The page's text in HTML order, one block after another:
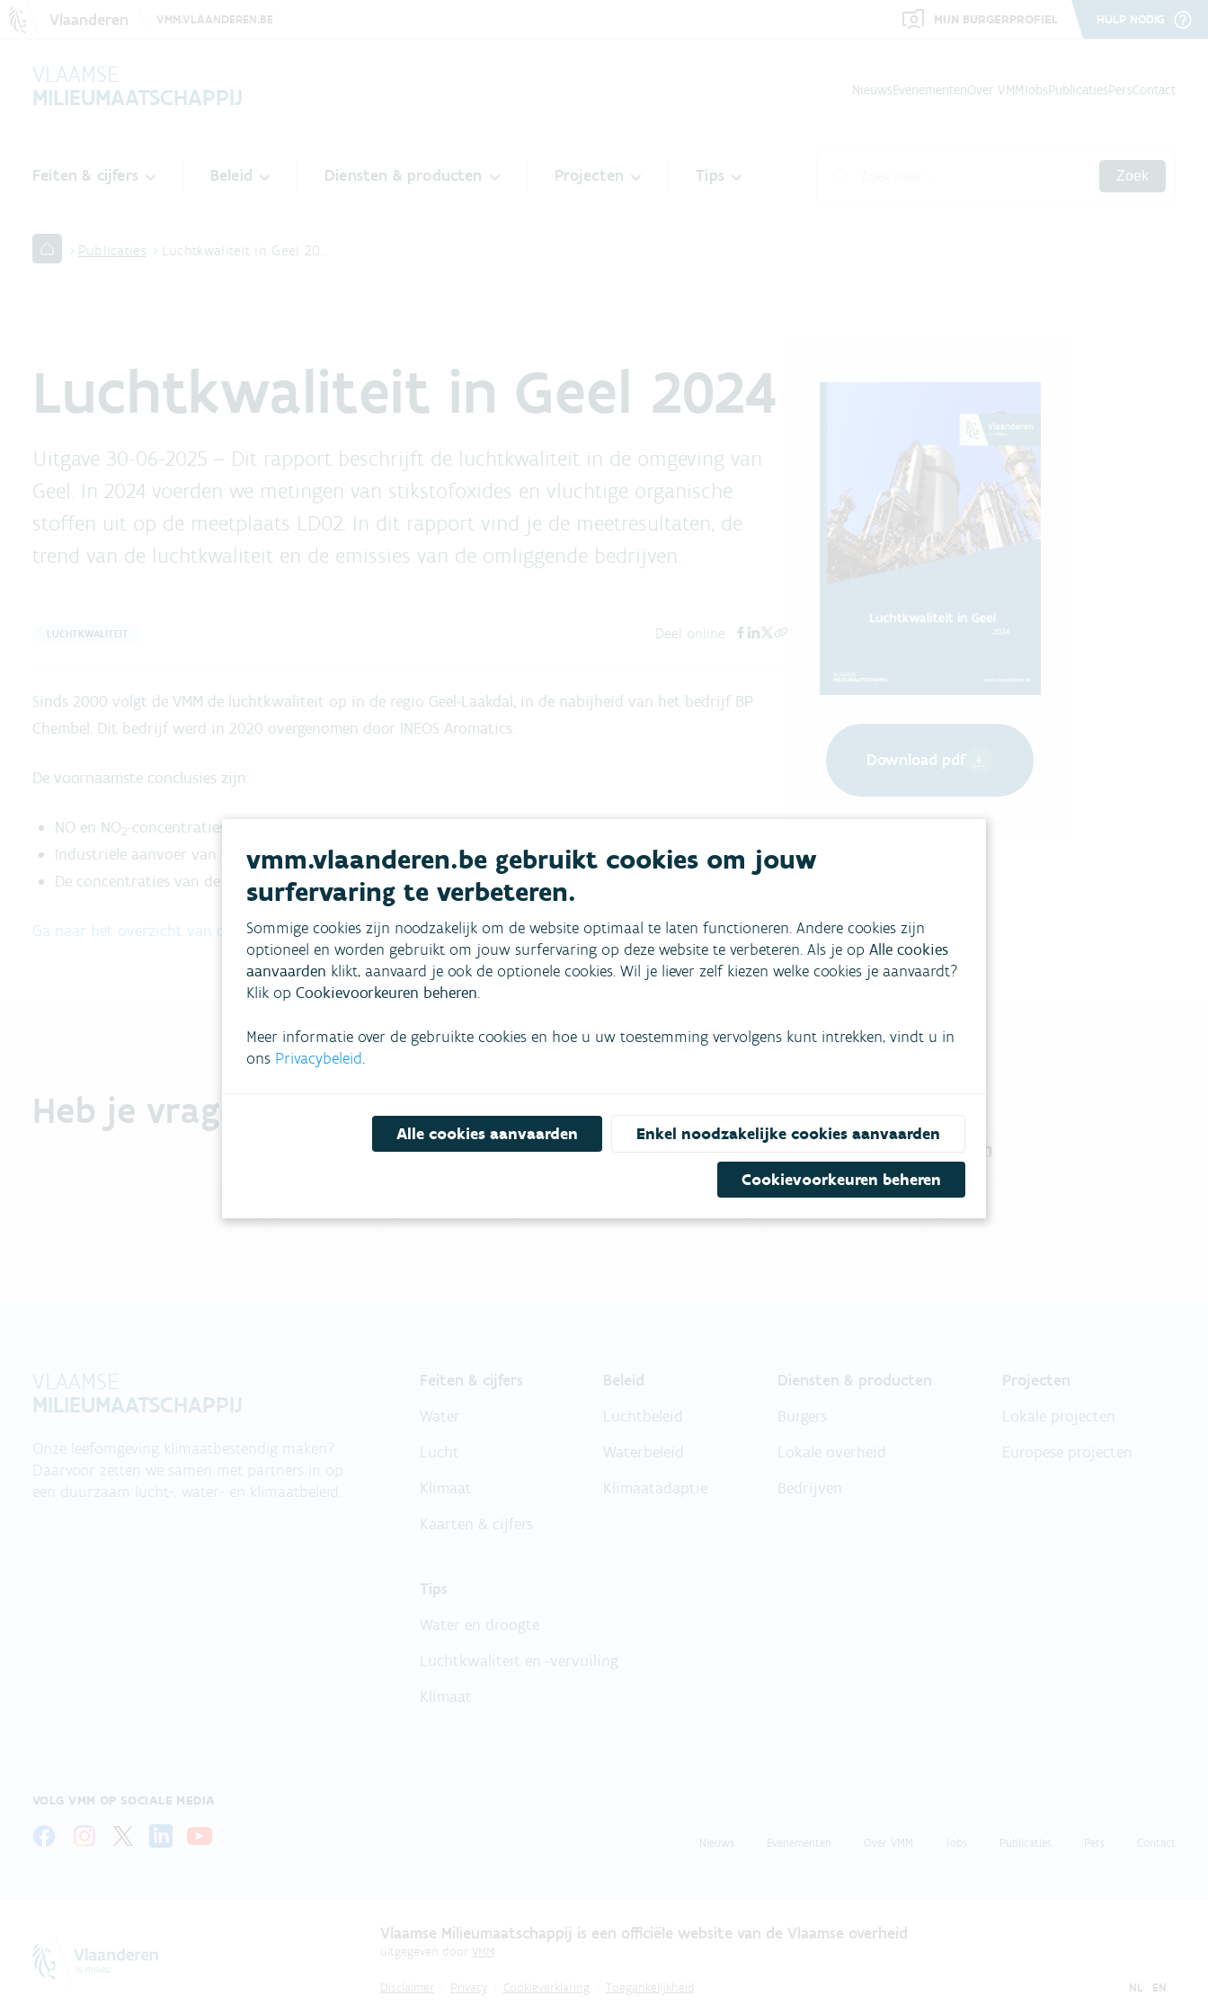
Vlaanderen VMM.VLAANDEREN.BE MIJN BURGERPROFIEL HULP NODIG
VLAAMSE
MILIEUMAATSCHAPPIJ
NieuwsEvenementenOver VMMJobsPublicatiesPersContact
Feiten & cijfers Beleid Diensten & producten Projecten Tips Zoek
Publicaties Luchtkwaliteit in Geel 20…
Luchtkwaliteit in Geel 2024
Uitgave 30-06-2025 – Dit rapport beschrijft de luchtkwaliteit in de omgeving van
Geel. In 2024 voerden we metingen van stikstofoxides en vluchtige organische
stoffen uit op de meetplaats LD02. In dit rapport vind je de meetresultaten, de
trend van de luchtkwaliteit en de emissies van de omliggende bedrijven.
LUCHTKWALITEIT Deel online
Sinds 2000 volgt de VMM de luchtkwaliteit op in de regio Geel-Laakdal, in de nabijheid van het bedrijf BP
Chembel. Dit bedrijf werd in 2020 overgenomen door INEOS Aromatics.
De voornaamste conclusies zijn:
NO en NO2-concentraties stabiliseren in 2024.
Industriële aanvoer van vooral benzeen, ethylbenzeen en xyleen.
De concentraties van de
-componenten stijgen.
Ga naar het overzicht van de resultaten
Download pdf
Heb je vragen?
Niet gevonden wat je zocht? Vul ons contactformulier in.
VLAAMSE
MILIEUMAATSCHAPPIJ
Onze leefomgeving klimaatbestendig maken?
Daarvoor zetten we samen met partners in op
een duurzaam lucht-, water- en klimaatbeleid.
VOLG VMM OP SOCIALE MEDIA
Feiten & cijfers
Water
Lucht
Klimaat
Kaarten & cijfers
Beleid
Luchtbeleid
Waterbeleid
Klimaatadaptie
Diensten & producten
Burgers
Lokale overheid
Bedrijven
Projecten
Lokale projecten
Europese projecten
Tips
Water en droogte
Luchtkwaliteit en -vervuiling
Klimaat
Nieuws Evenementen Over VMM Jobs Publicaties Pers Contact
Vlaamse Milieumaatschappij is een officiële website van de Vlaamse overheid
uitgegeven door VMM
Disclaimer Privacy Cookieverklaring Toegankelijkheid NL EN
vmm.vlaanderen.be gebruikt cookies om jouw
surfervaring te verbeteren.
Sommige cookies zijn noodzakelijk om de website optimaal te laten functioneren. Andere cookies zijn
optioneel en worden gebruikt om jouw surfervaring op deze website te verbeteren. Als je op Alle cookies
aanvaarden klikt, aanvaard je ook de optionele cookies. Wil je liever zelf kiezen welke cookies je aanvaardt?
Klik op Cookievoorkeuren beheren.
Meer informatie over de gebruikte cookies en hoe u uw toestemming vervolgens kunt intrekken, vindt u in
ons Privacybeleid.
Alle cookies aanvaarden Enkel noodzakelijke cookies aanvaarden
Cookievoorkeuren beheren